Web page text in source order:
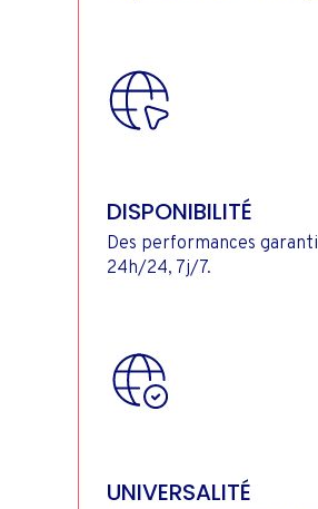
DISPONIBILITÉ
Des performances
24h/24, 7j/7.
UNIVERSALITÉ